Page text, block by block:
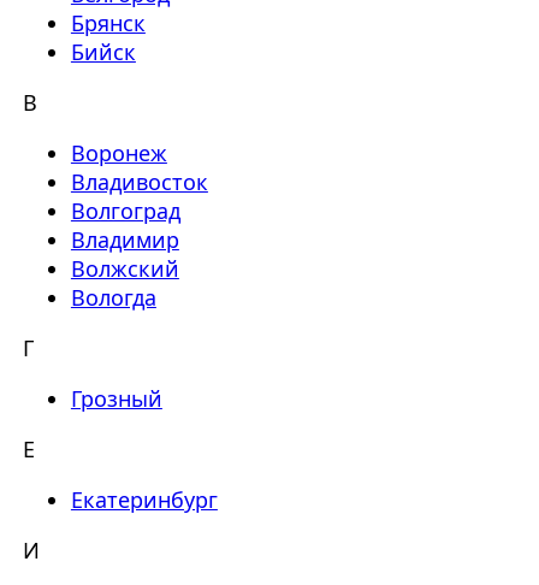
Брянск
Бийск
В
Воронеж
Владивосток
Волгоград
Владимир
Волжский
Вологда
Г
Грозный
Е
Екатеринбург
И